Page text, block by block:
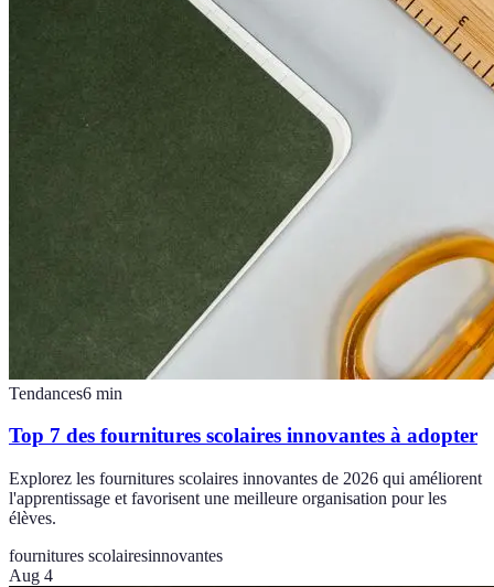
Tendances6 min
Top 7 des fournitures scolaires innovantes à adopter
Explorez les fournitures scolaires innovantes de 2026 qui améliorent
l'apprentissage et favorisent une meilleure organisation pour les
élèves.
fournitures scolairesinnovantes
Aug 4